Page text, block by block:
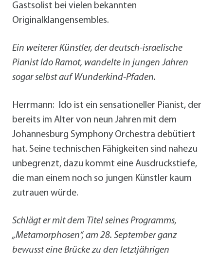
Gastsolist bei vielen bekannten
Originalklangensembles.
Ein weiterer Künstler, der deutsch-israelische
Pianist Ido Ramot, wandelte in jungen Jahren
sogar selbst auf Wunderkind-Pfaden.
Herrmann: Ido ist ein sensationeller Pianist, der
bereits im Alter von neun Jahren mit dem
Johannesburg Symphony Orchestra debütiert
hat. Seine technischen Fähigkeiten sind nahezu
unbegrenzt, dazu kommt eine Ausdruckstiefe,
die man einem noch so jungen Künstler kaum
zutrauen würde.
Schlägt er mit dem Titel seines Programms,
„Metamorphosen“, am 28. September ganz
bewusst eine Brücke zu den letztjährigen